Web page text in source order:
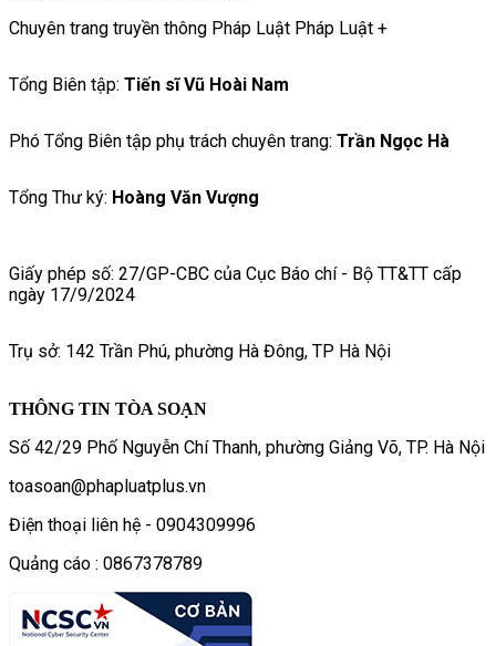
Chuyên trang truyền thông Pháp Luật Pháp Luật +
Tổng Biên tập: Tiến sĩ Vũ Hoài Nam
Phó Tổng Biên tập phụ trách chuyên trang: Trần Ngọc Hà
Tổng Thư ký: Hoàng Văn Vượng
Giấy phép số: 27/GP-CBC của Cục Báo chí - Bộ TT&TT cấp
ngày 17/9/2024
Trụ sở: 142 Trần Phú, phường Hà Đông, TP Hà Nội
THÔNG TIN TÒA SOẠN
Số 42/29 Phố Nguyễn Chí Thanh, phường Giảng Võ, TP. Hà Nội
toasoan@phapluatplus.vn
Điện thoại liên hệ - 0904309996
Quảng cáo : 0867378789